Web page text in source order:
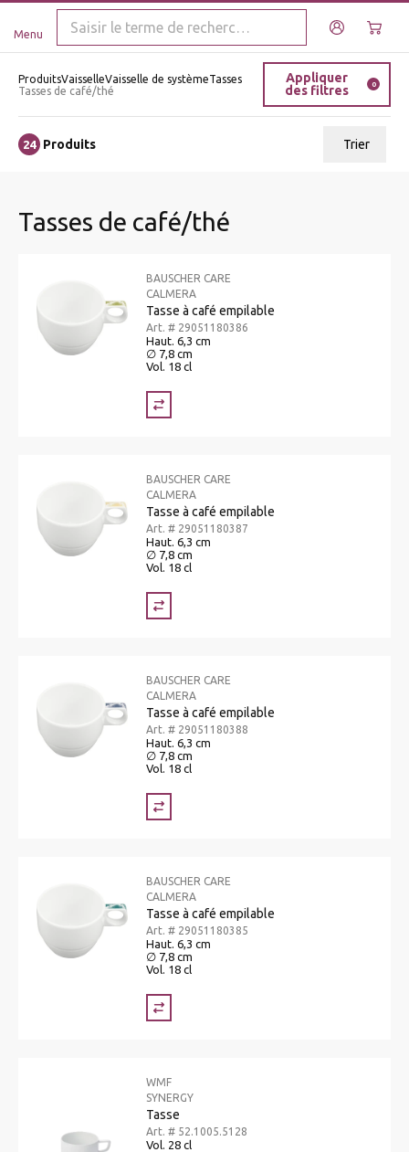
Menu
ProduitsVaisselleVaisselle de systèmeTasses
Tasses de café/thé
Appliquer
des filtres
0
24 Produits Trier
Nom Z - A
Tasses de café/thé
BAUSCHER CARE
CALMERA
Tasse à café empilable
Art. # 29051180386
Haut. 6,3 cm
∅ 7,8 cm
Vol. 18 cl
BAUSCHER CARE
CALMERA
Tasse à café empilable
Art. # 29051180387
Haut. 6,3 cm
∅ 7,8 cm
Vol. 18 cl
BAUSCHER CARE
CALMERA
Tasse à café empilable
Art. # 29051180388
Haut. 6,3 cm
∅ 7,8 cm
Vol. 18 cl
BAUSCHER CARE
CALMERA
Tasse à café empilable
Art. # 29051180385
Haut. 6,3 cm
∅ 7,8 cm
Vol. 18 cl
WMF
SYNERGY
Tasse
Art. # 52.1005.5128
Vol. 28 cl